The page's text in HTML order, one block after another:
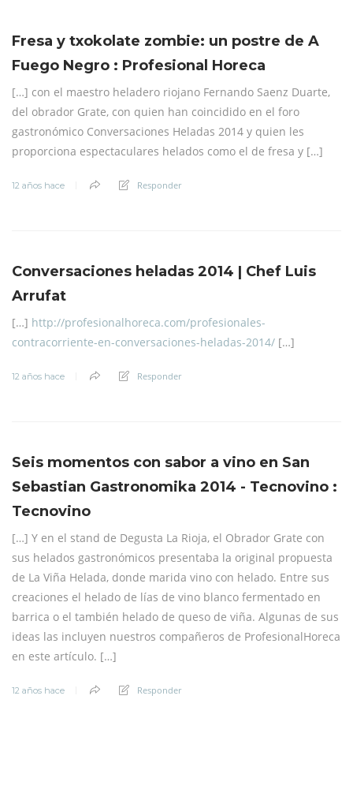
Fresa y txokolate zombie: un postre de A
Fuego Negro : Profesional Horeca
[…] con el maestro heladero riojano Fernando Saenz Duarte,
del obrador Grate, con quien han coincidido en el foro
gastronómico Conversaciones Heladas 2014 y quien les
proporciona espectaculares helados como el de fresa y […]
12 años hace Responder
Conversaciones heladas 2014 | Chef Luis
Arrufat
[…] http://profesionalhoreca.com/profesionales-
contracorriente-en-conversaciones-heladas-2014/ […]
12 años hace Responder
Seis momentos con sabor a vino en San
Sebastian Gastronomika 2014 - Tecnovino :
Tecnovino
[…] Y en el stand de Degusta La Rioja, el Obrador Grate con
sus helados gastronómicos presentaba la original propuesta
de La Viña Helada, donde marida vino con helado. Entre sus
creaciones el helado de lías de vino blanco fermentado en
barrica o el también helado de queso de viña. Algunas de sus
ideas las incluyen nuestros compañeros de ProfesionalHoreca
en este artículo. […]
12 años hace Responder